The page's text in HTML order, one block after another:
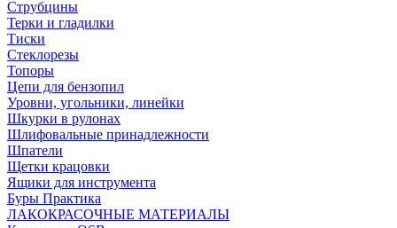
Струбцины
Терки и гладилки
Тиски
Стеклорезы
Топоры
Цепи для бензопил
Уровни, угольники, линейки
Шкурки в рулонах
Шлифовальные принадлежности
Шпатели
Щетки крацовки
Ящики для инструмента
Буры Практика
ЛАКОКРАСОЧНЫЕ МАТЕРИАЛЫ